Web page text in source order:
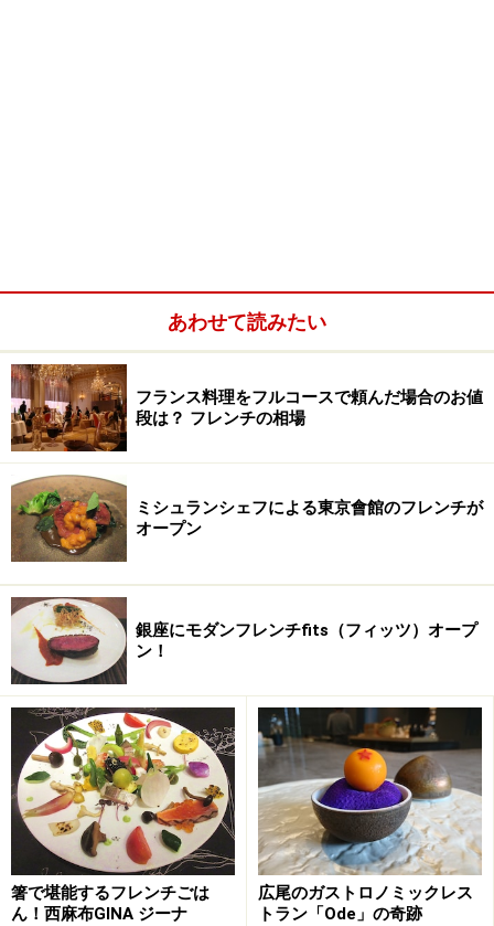
あわせて読みたい
フランス料理をフルコースで頼んだ場合のお値
段は？ フレンチの相場
ミシュランシェフによる東京會館のフレンチが
オープン
銀座にモダンフレンチfits（フィッツ）オープ
ン！
箸で堪能するフレンチごは
ん！西麻布GINA ジーナ
広尾のガストロノミックレス
トラン「Ode」の奇跡